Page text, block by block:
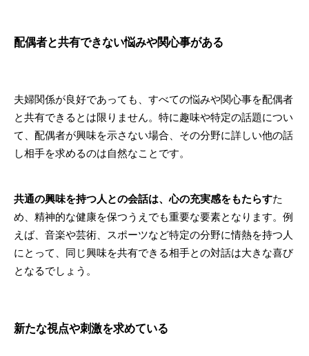
配偶者と共有できない悩みや関心事がある
夫婦関係が良好であっても、すべての悩みや関心事を配偶者
と共有できるとは限りません。特に趣味や特定の話題につい
て、配偶者が興味を示さない場合、その分野に詳しい他の話
し相手を求めるのは自然なことです。
共通の興味を持つ人との会話は、心の充実感をもたらすた
め、精神的な健康を保つうえでも重要な要素となります。例
えば、音楽や芸術、スポーツなど特定の分野に情熱を持つ人
にとって、同じ興味を共有できる相手との対話は大きな喜び
となるでしょう。
新たな視点や刺激を求めている